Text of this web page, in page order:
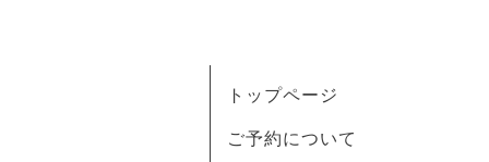
トップページ
ご予約について